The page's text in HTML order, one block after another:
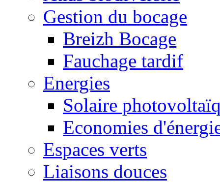
Gestion du bocage
Breizh Bocage
Fauchage tardif
Energies
Solaire
Economies
Espaces verts
Liaisons douces